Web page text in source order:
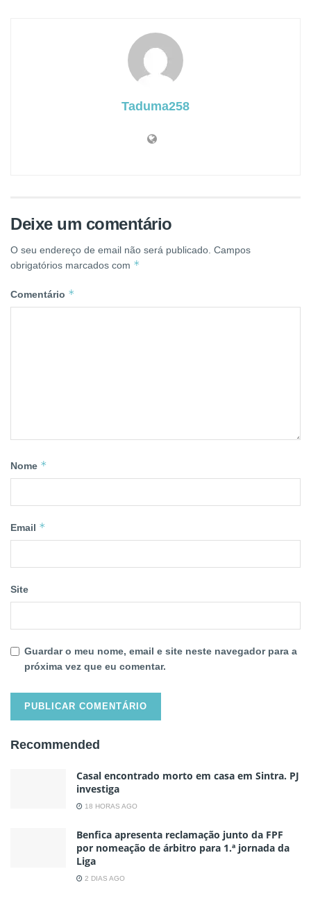
Taduma258
Deixe um comentário
O seu endereço de email não será publicado. Campos
obrigatórios marcados com *
Comentário *
Nome *
Email *
Site
Guardar o meu nome, email e site neste navegador para a
próxima vez que eu comentar.
Recommended
Casal encontrado morto em casa em Sintra. PJ
investiga
18 HORAS AGO
Benfica apresenta reclamação junto da FPF
por nomeação de árbitro para 1.ª jornada da
Liga
2 DIAS AGO